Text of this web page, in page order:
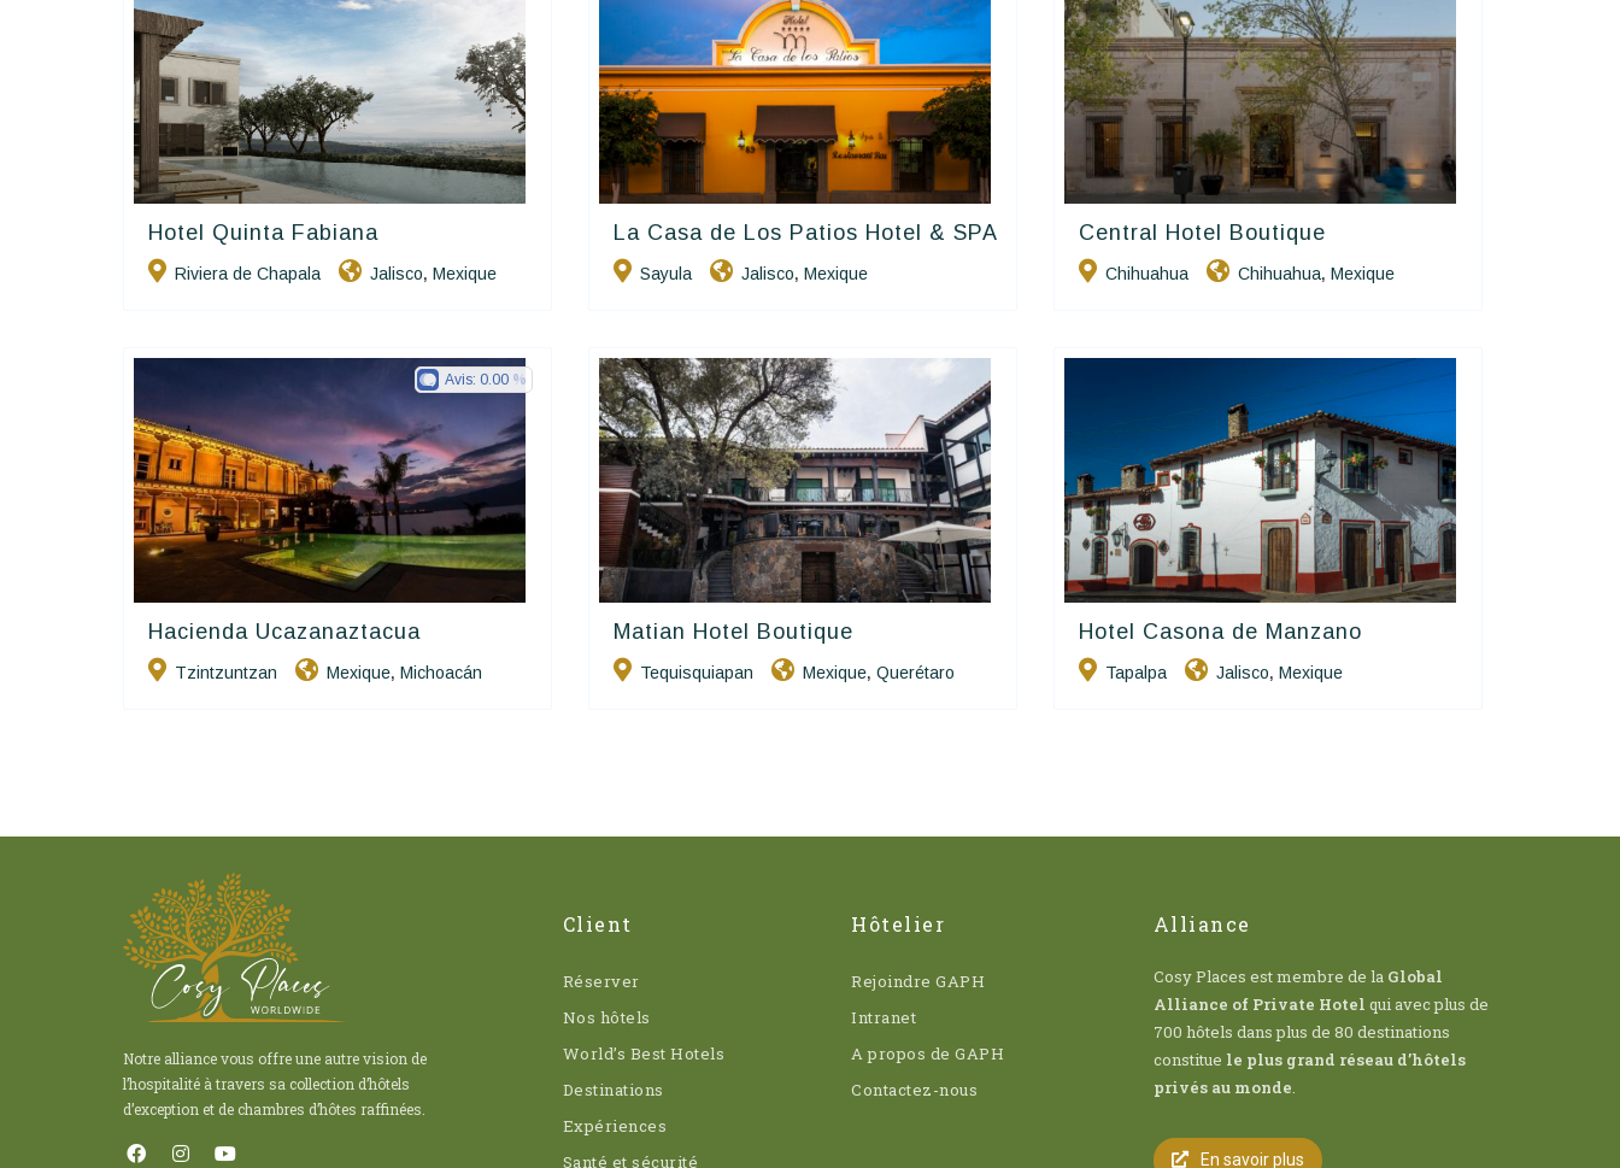
Charme Et Caractère Luxury
Hôtels De Charme & De Caractère
Hotel Quinta Fabiana
Riviera de Chapala Jalisco, Mexique
Hôtels De Charme & De Caractère
La Casa de Los Patios Hotel & SPA
Sayula Jalisco, Mexique
Charme Et Caractère Luxury
Hôtels De Charme & De Caractère
Central Hotel Boutique
Chihuahua Chihuahua, Mexique
Charme Et Caractère Luxury
Hôtels De Charme & De Caractère
Hacienda Ucazanaztacua
Tzintzuntzan Mexique, Michoacán
Avis: 0.00
Hôtels De Charme & De Caractère
Matian Hotel Boutique
Tequisquiapan Mexique,Querétaro
Hôtels De Charme & De Caractère
Hotel Casona de Manzano
Tapalpa Jalisco, Mexique
Notre alliance vous offre une autre vision de
l’hospitalité à travers sa collection d’hôtels
d’exception et de chambres d’hôtes raffinées.
Client
Réserver
Nos hôtels
World’s Best Hotels
Destinations
Expériences
Santé et sécurité
Hôtelier
Rejoindre GAPH
Intranet
A propos de GAPH
Contactez-nous
Alliance
Cosy Places est membre de la Global
Alliance of Private Hotel qui avec plus de
700 hôtels dans plus de 80 destinations
constitue le plus grand réseau d’hôtels
privés au monde.
En savoir plus